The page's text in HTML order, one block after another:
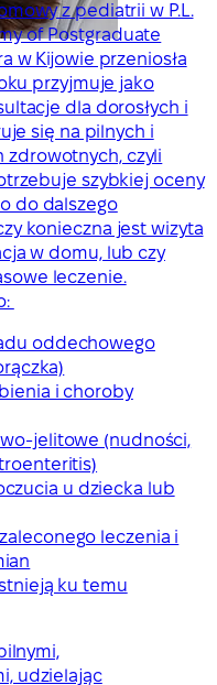
z pediatrii w P.L.
of Postgraduate
w Kijowie przeniosła
przyjmuje jako
dla dorosłych i
się na pilnych i
czyli
szybkiej oceny
do dalszego
konieczna jest wizyta
w domu, lub czy
leczenie.
oddechowego
i choroby
jelitowe (nudności,
u dziecka lub
leczenia i
ku temu
udzielając